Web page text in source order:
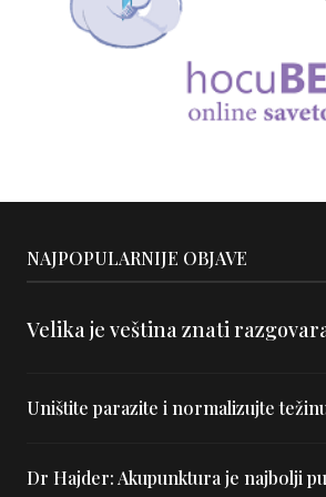
NAJPOPULARNIJE OBJAVE
Velika je veština znati
Uništite parazite i normalizujte
Dr Hajder: Akupunktura je najbolji